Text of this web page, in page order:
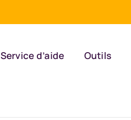
Service d’aide Outils